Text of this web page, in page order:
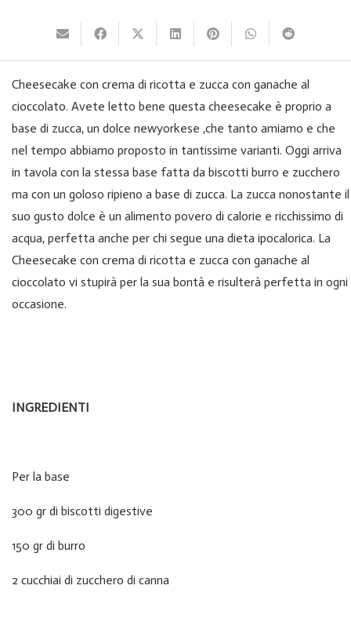
Cheesecake con crema di ricotta e zucca con ganache al
cioccolato. Avete letto bene questa cheesecake è proprio a
base di zucca, un dolce newyorkese ,che tanto amiamo e che
nel tempo abbiamo proposto in tantissime varianti. Oggi arriva
in tavola con la stessa base fatta da biscotti burro e zucchero
ma con un goloso ripieno a base di zucca. La zucca nonostante il
suo gusto dolce è un alimento povero di calorie e ricchissimo di
acqua, perfetta anche per chi segue una dieta ipocalorica. La
Cheesecake con crema di ricotta e zucca con ganache al
cioccolato vi stupirà per la sua bontà e risulterà perfetta in ogni
occasione.
INGREDIENTI
Per la base
300 gr di biscotti digestive
150 gr di burro
2 cucchiai di zucchero di canna